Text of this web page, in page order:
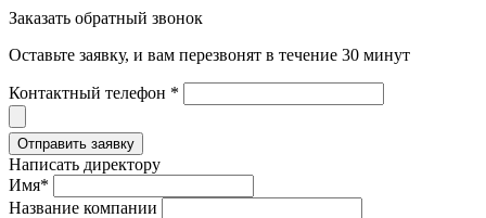
Заказать обратный звонок
Оставьте заявку, и вам перезвонят в течение 30 минут
Контактный телефон *
Написать директору
Имя*
Название компании